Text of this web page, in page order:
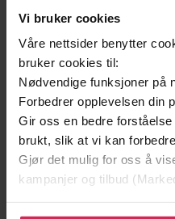
Vi bruker cookies
Våre nettsider benytter
bruker cookies til:
Nødvendige funksjoner på
Forbedrer opplevelsen din
Gir oss en bedre
brukt, slik at vi kan
Gjør det mulig for oss å
kampanjer og tilbud